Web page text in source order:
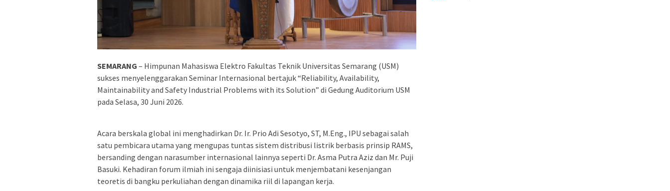
SEMARANG – Himpunan Mahasiswa Elektro Fakultas Teknik Universitas Semarang (USM)
sukses menyelenggarakan Seminar Internasional bertajuk “Reliability, Availability,
Maintainability and Safety Industrial Problems with its Solution” di Gedung Auditorium USM
pada Selasa, 30 Juni 2026.
Acara berskala global ini menghadirkan Dr. Ir. Prio Adi Sesotyo, ST, M.Eng., IPU sebagai salah
satu pembicara utama yang mengupas tuntas sistem distribusi listrik berbasis prinsip RAMS,
bersanding dengan narasumber internasional lainnya seperti Dr. Asma Putra Aziz dan Mr. Puji
Basuki. Kehadiran forum ilmiah ini sengaja diinisiasi untuk menjembatani kesenjangan
teoretis di bangku perkuliahan dengan dinamika riil di lapangan kerja.